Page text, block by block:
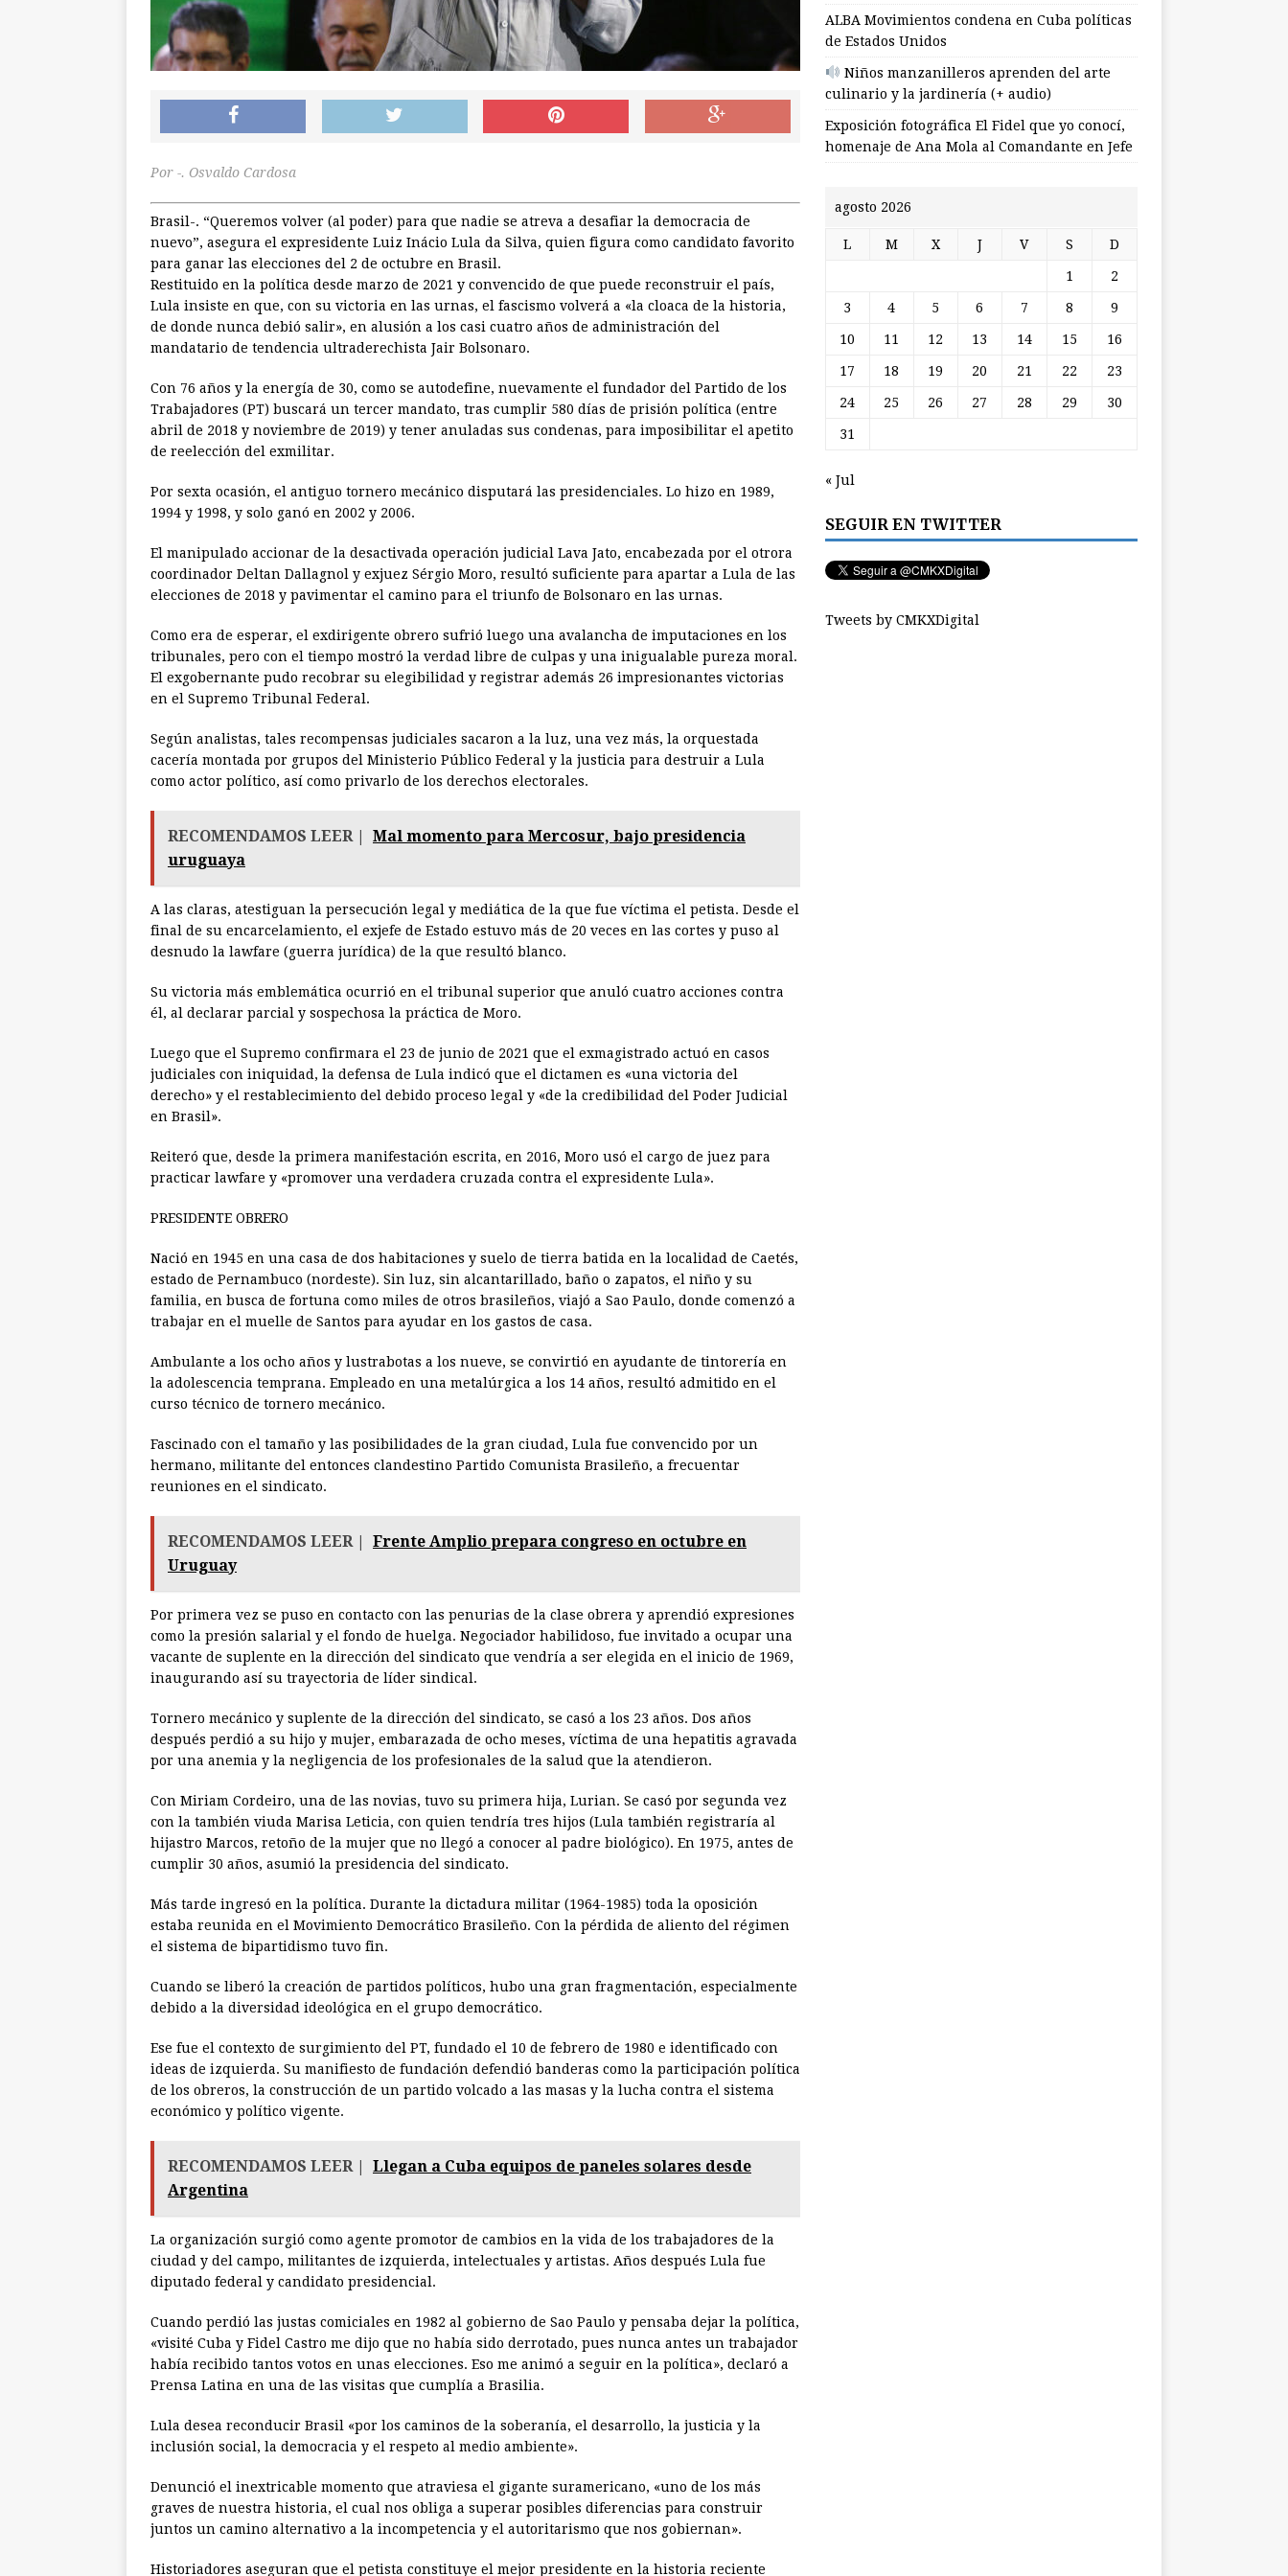
Por -. Osvaldo Cardosa
Brasil-. “Queremos volver (al poder) para que nadie se atreva a desafiar la democracia de
nuevo”, asegura el expresidente Luiz Inácio Lula da Silva, quien figura como candidato favorito
para ganar las elecciones del 2 de octubre en Brasil.
Restituido en la política desde marzo de 2021 y convencido de que puede reconstruir el país,
Lula insiste en que, con su victoria en las urnas, el fascismo volverá a «la cloaca de la historia,
de donde nunca debió salir», en alusión a los casi cuatro años de administración del
mandatario de tendencia ultraderechista Jair Bolsonaro.
Con 76 años y la energía de 30, como se autodefine, nuevamente el fundador del Partido de los
Trabajadores (PT) buscará un tercer mandato, tras cumplir 580 días de prisión política (entre
abril de 2018 y noviembre de 2019) y tener anuladas sus condenas, para imposibilitar el apetito
de reelección del exmilitar.
Por sexta ocasión, el antiguo tornero mecánico disputará las presidenciales. Lo hizo en 1989,
1994 y 1998, y solo ganó en 2002 y 2006.
El manipulado accionar de la desactivada operación judicial Lava Jato, encabezada por el otrora
coordinador Deltan Dallagnol y exjuez Sérgio Moro, resultó suficiente para apartar a Lula de las
elecciones de 2018 y pavimentar el camino para el triunfo de Bolsonaro en las urnas.
Como era de esperar, el exdirigente obrero sufrió luego una avalancha de imputaciones en los
tribunales, pero con el tiempo mostró la verdad libre de culpas y una inigualable pureza moral.
El exgobernante pudo recobrar su elegibilidad y registrar además 26 impresionantes victorias
en el Supremo Tribunal Federal.
Según analistas, tales recompensas judiciales sacaron a la luz, una vez más, la orquestada
cacería montada por grupos del Ministerio Público Federal y la justicia para destruir a Lula
como actor político, así como privarlo de los derechos electorales.
RECOMENDAMOS LEER |
Mal momento para Mercosur, bajo presidencia
uruguaya
A las claras, atestiguan la persecución legal y mediática de la que fue víctima el petista. Desde el
final de su encarcelamiento, el exjefe de Estado estuvo más de 20 veces en las cortes y puso al
desnudo la lawfare (guerra jurídica) de la que resultó blanco.
Su victoria más emblemática ocurrió en el tribunal superior que anuló cuatro acciones contra
él, al declarar parcial y sospechosa la práctica de Moro.
Luego que el Supremo confirmara el 23 de junio de 2021 que el exmagistrado actuó en casos
judiciales con iniquidad, la defensa de Lula indicó que el dictamen es «una victoria del
derecho» y el restablecimiento del debido proceso legal y «de la credibilidad del Poder Judicial
en Brasil».
Reiteró que, desde la primera manifestación escrita, en 2016, Moro usó el cargo de juez para
practicar lawfare y «promover una verdadera cruzada contra el expresidente Lula».
PRESIDENTE OBRERO
Nació en 1945 en una casa de dos habitaciones y suelo de tierra batida en la localidad de Caetés,
estado de Pernambuco (nordeste). Sin luz, sin alcantarillado, baño o zapatos, el niño y su
familia, en busca de fortuna como miles de otros brasileños, viajó a Sao Paulo, donde comenzó a
trabajar en el muelle de Santos para ayudar en los gastos de casa.
Ambulante a los ocho años y lustrabotas a los nueve, se convirtió en ayudante de tintorería en
la adolescencia temprana. Empleado en una metalúrgica a los 14 años, resultó admitido en el
curso técnico de tornero mecánico.
Fascinado con el tamaño y las posibilidades de la gran ciudad, Lula fue convencido por un
hermano, militante del entonces clandestino Partido Comunista Brasileño, a frecuentar
reuniones en el sindicato.
RECOMENDAMOS LEER |
Frente Amplio prepara congreso en octubre en
Uruguay
Por primera vez se puso en contacto con las penurias de la clase obrera y aprendió expresiones
como la presión salarial y el fondo de huelga. Negociador habilidoso, fue invitado a ocupar una
vacante de suplente en la dirección del sindicato que vendría a ser elegida en el inicio de 1969,
inaugurando así su trayectoria de líder sindical.
Tornero mecánico y suplente de la dirección del sindicato, se casó a los 23 años. Dos años
después perdió a su hijo y mujer, embarazada de ocho meses, víctima de una hepatitis agravada
por una anemia y la negligencia de los profesionales de la salud que la atendieron.
Con Miriam Cordeiro, una de las novias, tuvo su primera hija, Lurian. Se casó por segunda vez
con la también viuda Marisa Leticia, con quien tendría tres hijos (Lula también registraría al
hijastro Marcos, retoño de la mujer que no llegó a conocer al padre biológico). En 1975, antes de
cumplir 30 años, asumió la presidencia del sindicato.
Más tarde ingresó en la política. Durante la dictadura militar (1964-1985) toda la oposición
estaba reunida en el Movimiento Democrático Brasileño. Con la pérdida de aliento del régimen
el sistema de bipartidismo tuvo fin.
Cuando se liberó la creación de partidos políticos, hubo una gran fragmentación, especialmente
debido a la diversidad ideológica en el grupo democrático.
Ese fue el contexto de surgimiento del PT, fundado el 10 de febrero de 1980 e identificado con
ideas de izquierda. Su manifiesto de fundación defendió banderas como la participación política
de los obreros, la construcción de un partido volcado a las masas y la lucha contra el sistema
económico y político vigente.
RECOMENDAMOS LEER |
Llegan a Cuba equipos de paneles solares desde
Argentina
La organización surgió como agente promotor de cambios en la vida de los trabajadores de la
ciudad y del campo, militantes de izquierda, intelectuales y artistas. Años después Lula fue
diputado federal y candidato presidencial.
Cuando perdió las justas comiciales en 1982 al gobierno de Sao Paulo y pensaba dejar la política,
«visité Cuba y Fidel Castro me dijo que no había sido derrotado, pues nunca antes un trabajador
había recibido tantos votos en unas elecciones. Eso me animó a seguir en la política», declaró a
Prensa Latina en una de las visitas que cumplía a Brasilia.
Lula desea reconducir Brasil «por los caminos de la soberanía, el desarrollo, la justicia y la
inclusión social, la democracia y el respeto al medio ambiente».
Denunció el inextricable momento que atraviesa el gigante suramericano, «uno de los más
graves de nuestra historia, el cual nos obliga a superar posibles diferencias para construir
juntos un camino alternativo a la incompetencia y el autoritarismo que nos gobiernan».
Historiadores aseguran que el petista constituye el mejor presidente en la historia reciente
ALBA Movimientos condena en Cuba políticas
de Estados Unidos
Niños manzanilleros aprenden del arte
culinario y la jardinería (+ audio)
Exposición fotográfica El Fidel que yo conocí,
homenaje de Ana Mola al Comandante en Jefe
agosto 2026
L M X J V S D
1 2
3 4 5 6 7 8 9
10 11 12 13 14 15 16
17 18 19 20 21 22 23
24 25 26 27 28 29 30
31
« Jul
SEGUIR EN TWITTER
Tweets by CMKXDigital